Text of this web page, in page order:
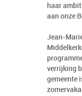
haar
aan onze
Jean-
verrijking
gemeente